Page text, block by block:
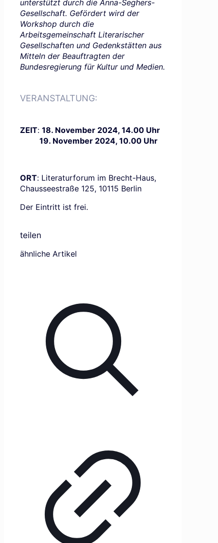
unterstützt durch die Anna-Seghers-
Gesellschaft. Gefördert wird der
Workshop durch die
Arbeitsgemeinschaft Literarischer
Gesellschaften und Gedenkstätten aus
Mitteln der Beauftragten der
Bundesregierung für Kultur und Medien.
VERANSTALTUNG:
ZEIT: 18. November 2024, 14.00 Uhr
19. November 2024, 10.00 Uhr
ORT: Literaturforum im Brecht-Haus,
Chausseestraße 125, 10115 Berlin
Der Eintritt ist frei.
teilen
ähnliche Artikel